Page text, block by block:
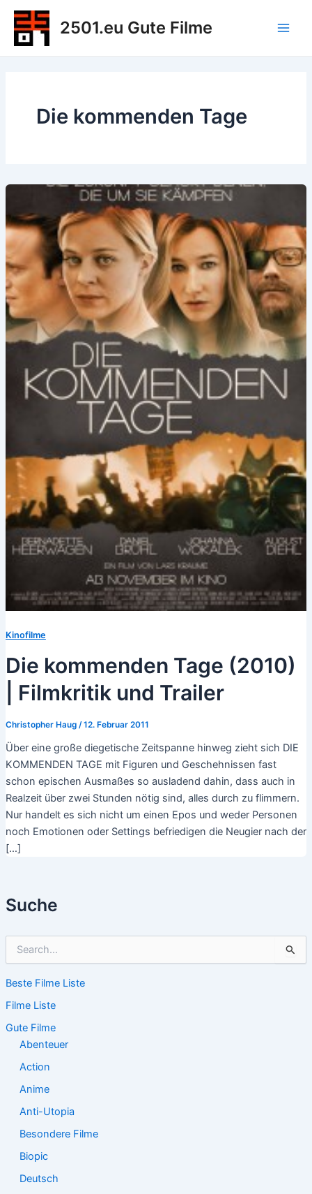
Zum
Inhalt
springen
2501.eu Gute Filme
Suche
h
n
n
Beste Filme Liste
Filme Liste
Gute Filme
Abenteuer
Action
Anime
Anti-Utopia
Besondere Filme
Biopic
Deutsch
Die kommenden Tage
Kinofilme
Die kommenden Tage (2010)
| Filmkritik und Trailer
Christopher Haug /12. Februar 2011
Über eine große diegetische Zeitspanne hinweg zieht sich DIE
KOMMENDEN TAGE mit Figuren und Geschehnissen fast
schon epischen Ausmaßes so ausladend dahin, dass auch in
Realzeit über zwei Stunden nötig sind, alles durch zu flimmern.
Nur handelt es sich nicht um einen Epos und weder Personen
noch Emotionen oder Settings befriedigen die Neugier nach der
[…]